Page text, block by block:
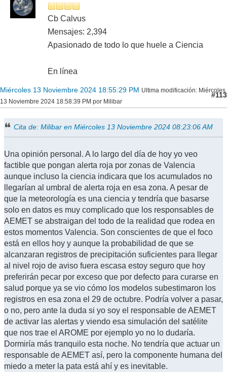
Cb Calvus
Mensajes: 2,394
Apasionado de todo lo que huele a Ciencia
En línea
Miércoles 13 Noviembre 2024 18:55:29 PM Ultima modificación: Miércoles
13 Noviembre 2024 18:58:39 PM por Milibar
#113
Cita de: Milibar en Miércoles 13 Noviembre 2024 08:23:06 AM
Una opinión personal. A lo largo del día de hoy yo veo
factible que pongan alerta roja por zonas de Valencia
aunque incluso la ciencia indicara que los acumulados no
llegarían al umbral de alerta roja en esa zona. A pesar de
que la meteorología es una ciencia y tendría que basarse
solo en datos es muy complicado que los responsables de
AEMET se abstraigan del todo de la realidad que rodea en
estos momentos Valencia. Son conscientes de que el foco
está en ellos hoy y aunque la probabilidad de que se
alcanzaran registros de precipitación suficientes para llegar
al nivel rojo de aviso fuera escasa estoy seguro que hoy
preferirán pecar por exceso que por defecto para curarse en
salud porque ya se vio cómo los modelos subestimaron los
registros en esa zona el 29 de octubre. Podría volver a pasar,
o no, pero ante la duda si yo soy el responsable de AEMET
de activar las alertas y viendo esa simulación del satélite
que nos trae el AROME por ejemplo yo no lo dudaría.
Dormiría más tranquilo esta noche. No tendría que actuar un
responsable de AEMET así, pero la componente humana del
miedo a meter la pata está ahí y es inevitable.